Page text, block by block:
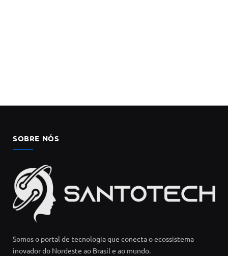
SOBRE NÓS
Somos o portal de tecnologia que conecta o ecossistema
inovador do Nordeste ao Brasil e ao mundo.